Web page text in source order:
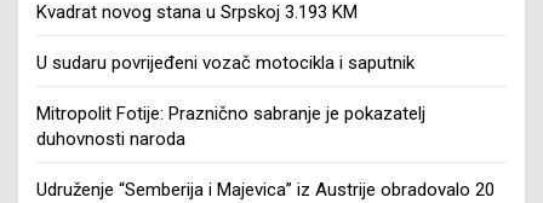
Kvadrat novog stana u Srpskoj 3.193 KM
U sudaru povrijeđeni vozač motocikla i saputnik
Mitropolit Fotije: Praznično sabranje je pokazatelj
duhovnosti naroda
Udruženje “Semberija i Majevica” iz Austrije obradovalo 20